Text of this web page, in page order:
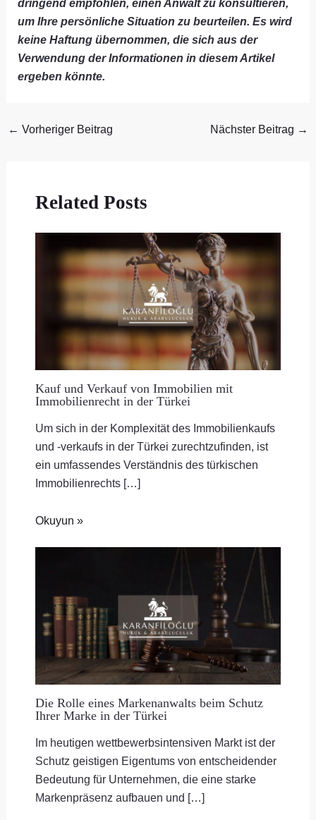
dringend empfohlen, einen Anwalt zu konsultieren,
um Ihre persönliche Situation zu beurteilen. Es wird
keine Haftung übernommen, die sich aus der
Verwendung der Informationen in diesem Artikel
ergeben könnte.
← Vorheriger Beitrag Nächster Beitrag →
Related Posts
Kauf und Verkauf von Immobilien mit
Immobilienrecht in der Türkei
Um sich in der Komplexität des Immobilienkaufs
und -verkaufs in der Türkei zurechtzufinden, ist
ein umfassendes Verständnis des türkischen
Immobilienrechts […]
Okuyun »
Die Rolle eines Markenanwalts beim Schutz
Ihrer Marke in der Türkei
Im heutigen wettbewerbsintensiven Markt ist der
Schutz geistigen Eigentums von entscheidender
Bedeutung für Unternehmen, die eine starke
Markenpräsenz aufbauen und […]